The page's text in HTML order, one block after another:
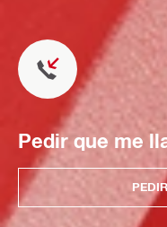
Pedir que me